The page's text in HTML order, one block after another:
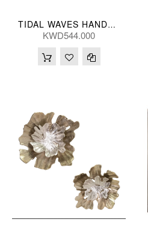
TIDAL WAVES HANDPNTD TAN 241*119(CM)
KWD544.000